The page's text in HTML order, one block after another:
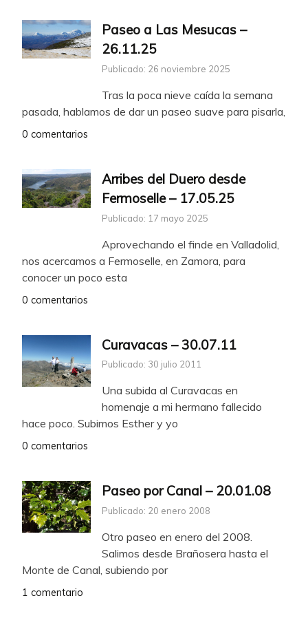
Paseo a Las Mesucas –
26.11.25
Publicado: 26 noviembre 2025
Tras la poca nieve caída la semana
pasada, hablamos de dar un paseo suave para pisarla,
0 comentarios
Arribes del Duero desde
Fermoselle – 17.05.25
Publicado: 17 mayo 2025
Aprovechando el finde en Valladolid,
nos acercamos a Fermoselle, en Zamora, para
conocer un poco esta
0 comentarios
Curavacas – 30.07.11
Publicado: 30 julio 2011
Una subida al Curavacas en
homenaje a mi hermano fallecido
hace poco. Subimos Esther y yo
0 comentarios
Paseo por Canal – 20.01.08
Publicado: 20 enero 2008
Otro paseo en enero del 2008.
Salimos desde Brañosera hasta el
Monte de Canal, subiendo por
1 comentario